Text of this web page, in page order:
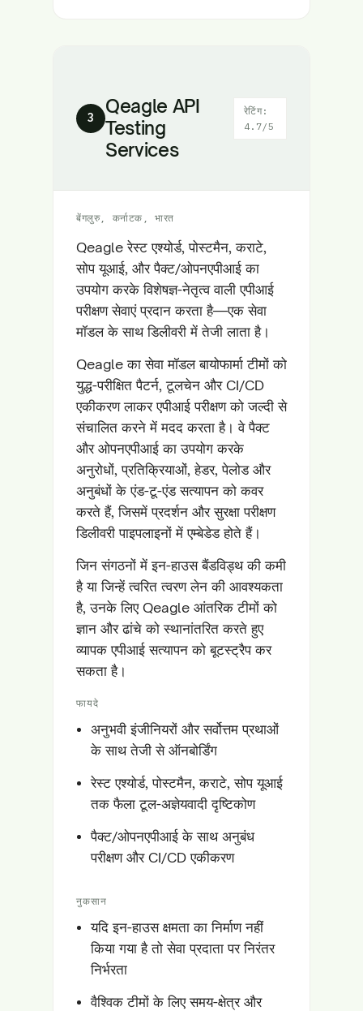
3
Qeagle API
Testing
Services
रेटिंग:
4.7/5
बेंगलुरु, कर्नाटक, भारत
Qeagle रेस्ट एश्योर्ड, पोस्टमैन, कराटे,
सोप यूआई, और पैक्ट/ओपनएपीआई का
उपयोग करके विशेषज्ञ-नेतृत्व वाली एपीआई
परीक्षण सेवाएं प्रदान करता है—एक सेवा
मॉडल के साथ डिलीवरी में तेजी लाता है।
Qeagle का सेवा मॉडल बायोफार्मा टीमों को
युद्ध-परीक्षित पैटर्न, टूलचेन और CI/CD
एकीकरण लाकर एपीआई परीक्षण को जल्दी से
संचालित करने में मदद करता है। वे पैक्ट
और ओपनएपीआई का उपयोग करके
अनुरोधों, प्रतिक्रियाओं, हेडर, पेलोड और
अनुबंधों के एंड-टू-एंड सत्यापन को कवर
करते हैं, जिसमें प्रदर्शन और सुरक्षा परीक्षण
डिलीवरी पाइपलाइनों में एम्बेडेड होते हैं।
जिन संगठनों में इन-हाउस बैंडविड्थ की कमी
है या जिन्हें त्वरित त्वरण लेन की आवश्यकता
है, उनके लिए Qeagle आंतरिक टीमों को
ज्ञान और ढांचे को स्थानांतरित करते हुए
व्यापक एपीआई सत्यापन को बूटस्ट्रैप कर
सकता है।
फायदे
अनुभवी इंजीनियरों और सर्वोत्तम प्रथाओं
के साथ तेजी से ऑनबोर्डिंग
रेस्ट एश्योर्ड, पोस्टमैन, कराटे, सोप यूआई
तक फैला टूल-अज्ञेयवादी दृष्टिकोण
पैक्ट/ओपनएपीआई के साथ अनुबंध
परीक्षण और CI/CD एकीकरण
नुकसान
यदि इन-हाउस क्षमता का निर्माण नहीं
किया गया है तो सेवा प्रदाता पर निरंतर
निर्भरता
वैश्विक टीमों के लिए समय-क्षेत्र और